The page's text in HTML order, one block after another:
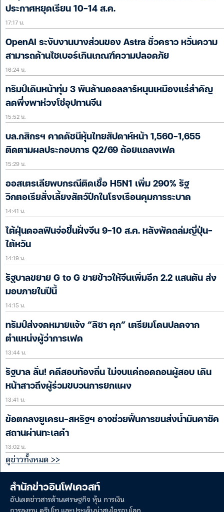
ประกาศหยุดเรียน 10-14 ส.ค.
17:17 น.
OpenAI ระงับงานบางส่วนของ Astra ชั่วคราว หวั่นความ
สามารถด้านไซเบอร์เกินเกณฑ์ความปลอดภัย
16:24 น.
ทรัมป์เดินหน้าทุ่ม 3 พันล้านดอลลาร์หนุนเหมืองแร่สำคัญ
ลดพึ่งพาห่วงโซ่อุปทานจีน
15:52 น.
บล.กสิกรฯ คาดดัชนีหุ้นไทยสัปดาห์หน้า 1,560-1,655
ติดตามผลประกอบการ Q2/69 ถ้อยแถลงเฟด
15:29 น.
ออสเตรเลียพบกรณีติดเชื้อ H5N1 เพิ่ม 290% รัฐ
วิกตอเรียสั่งเลี้ยงสัตว์ปีกในโรงเรือนคุมการระบาด
14:41 น.
ไต้ฝุ่นดอลฟินจ่อขึ้นฝั่งจีน 9-10 ส.ค. หลังพัดถล่มญี่ปุ่น-
ไต้หวัน
14:19 น.
รัฐบาลขยาย G to G ขายข้าวให้จีนเพิ่มอีก 2.2 แสนตัน ส่ง
มอบภายในปีนี้
14:15 น.
ทรัมป์ส่งจดหมายแจ้ง “ลิซา คุก” เตรียมโดนปลดจาก
ตำแหน่งผู้ว่าการเฟด
13:44 น.
รัฐบาล ลั่น! คดีสอบท้องถิ่น ไม่จบแค่ถอดถอนผู้สอบ เดิน
หน้าสาวถึงผู้ร่วมขบวนการยกแผง
13:41 น.
ข้อตกลงยูเครน-สหรัฐฯ อาจช่วยฟื้นการขนส่งน้ำมันคาซัค
สถานผ่านทะเลดำ
13:02 น.
ดูข่าวทั้งหมด >>
สำนักข่าวอินโฟเควสท์
อัปเดตข่าวสารด้านเศรษฐกิจ หุ้น การเงิน